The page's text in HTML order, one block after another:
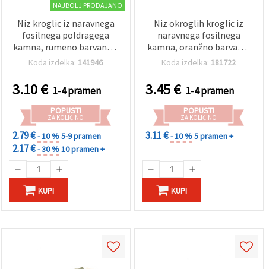
NAJBOLJ PRODAJANO
Niz kroglic iz naravnega
fosilnega poldragega
kamna, rumeno barvane –
4 mm okrogle (pribl. 85
izdelavo nakita
Koda izdelka: 141946
3.10€ 1-4 pramen
POPUSTI
ZA KOLIČINO
2.79 €- 10 %5-9 pramen
2.17 €- 30 %10 pramen +
KUPI
Niz okroglih kroglic iz
naravnega fosilnega
kamna, oranžno barvane,
6–6,5 mm, pribl. 58 kosov
kamnov za izdelavo
nakita, nizanje in
rokodelske DIY projekte
Koda izdelka: 181722
3.45€ 1-4 pramen
POPUSTI
ZA KOLIČINO
3.11 €- 10 %5 pramen +
KUPI